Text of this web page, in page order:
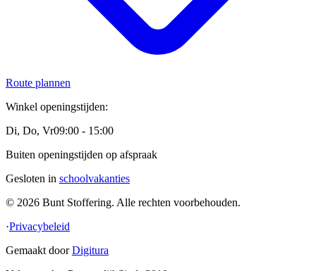
Route plannen
Winkel openingstijden:
Di, Do, Vr09:00 - 15:00
Buiten openingstijden op afspraak
Gesloten in schoolvakanties
© 2026 Bunt Stoffering. Alle rechten voorbehouden.
·Privacybeleid
Gemaakt doorDigitura